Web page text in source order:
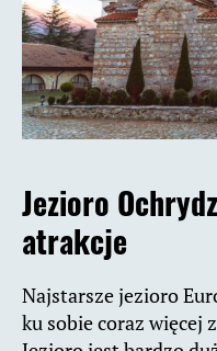
Jezioro
atrakcje
Najstarsze jezioro
ku sobie coraz więcej